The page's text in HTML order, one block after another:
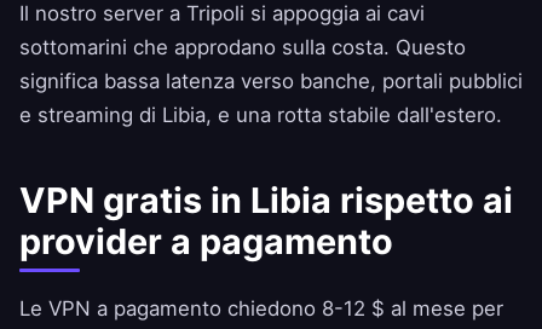
Il nostro server a Tripoli si appoggia ai cavi
sottomarini che approdano sulla costa. Questo
significa bassa latenza verso banche, portali pubblici
e streaming di Libia, e una rotta stabile dall'estero.
VPN gratis in Libia rispetto ai
provider a pagamento
Le VPN a pagamento chiedono 8-12 $ al mese per